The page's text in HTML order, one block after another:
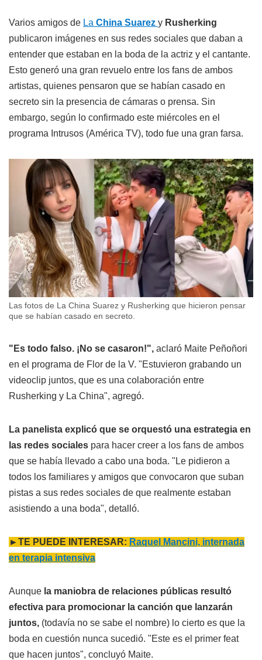
Varios amigos de La China Suarez y Rusherking
publicaron imágenes en sus redes sociales que daban a
entender que estaban en la boda de la actriz y el cantante.
Esto generó una gran revuelo entre los fans de ambos
artistas, quienes pensaron que se habían casado en
secreto sin la presencia de cámaras o prensa. Sin
embargo, según lo confirmado este miércoles en el
programa Intrusos (América TV), todo fue una gran farsa.
Las fotos de La China Suarez y Rusherking que hicieron pensar
que se habían casado en secreto.
"Es todo falso. ¡No se casaron!", aclaró Maite Peñoñori
en el programa de Flor de la V. "Estuvieron grabando un
videoclip juntos, que es una colaboración entre
Rusherking y La China", agregó.
La panelista explicó que se orquestó una estrategia en
las redes sociales para hacer creer a los fans de ambos
que se había llevado a cabo una boda. "Le pidieron a
todos los familiares y amigos que convocaron que suban
pistas a sus redes sociales de que realmente estaban
asistiendo a una boda", detalló.
►TE PUEDE INTERESAR: Raquel Mancini, internada
en terapia intensiva
Aunque la maniobra de relaciones públicas resultó
efectiva para promocionar la canción que lanzarán
juntos, (todavía no se sabe el nombre) lo cierto es que la
boda en cuestión nunca sucedió. "Este es el primer feat
que hacen juntos", concluyó Maite.